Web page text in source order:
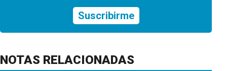
Suscribirme
NOTAS RELACIONADAS